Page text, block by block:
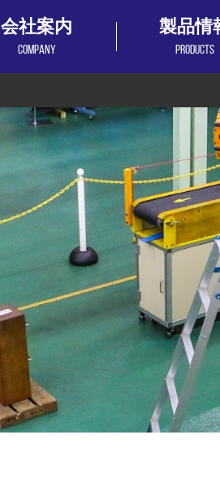
会社案内
COMPANY
製品情
PRODUCTS